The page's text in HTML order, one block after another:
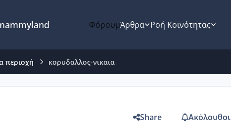
ΦόρουμΆρθρα Ροή Κοινότητας
περιοχή κορυδαλλος-νικαια
Share Ακόλουθοι